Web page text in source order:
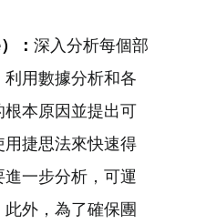
）： 深入分析每個部
用數據分析和各
本原因並提出可
捷思法來快速得
一步分析，可運
外，為了確保團